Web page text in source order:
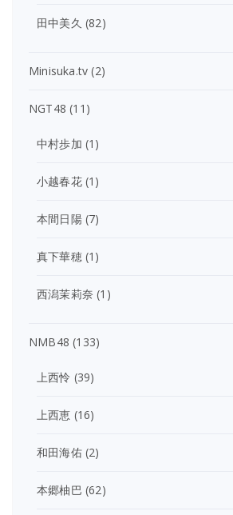
田中美久 (82)
Minisuka.tv (2)
NGT48 (11)
中村歩加 (1)
小越春花(1)
本間日陽(7)
真下華穂(1)
西潟茉莉奈 (1)
NMB48 (133)
上西怜 (39)
上西恵 (16)
和田海佑(2)
本郷柚巴 (62)